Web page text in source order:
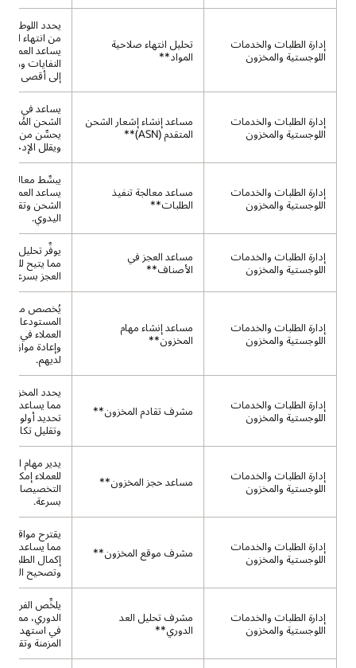
إدارة الطلبات والخدمات
اللوجستية والمخزون
تحليل انتهاء صلاحية
المواد**
يحدد اللوطات
من انتهاء
يساعد العملاء
النفايات
إلى أقصى حد.
إدارة الطلبات والخدمات
اللوجستية والمخزون
مساعد إنشاء إشعار الشحن
المتقدم (ASN)**
يساعد في
يحسِّن من رؤية
ويقلل الإدخال
إدارة الطلبات والخدمات
اللوجستية والمخزون
مساعد معالجة تنفيذ
الطلبات**
يبسِّط معالجة
يساعد
الشحن وتقليل
اليدوي.
إدارة الطلبات والخدمات
اللوجستية والمخزون
مساعد العجز في
الأصناف**
يوفِّر تحليل
مما يتيح
العجز بسرعة.
إدارة الطلبات والخدمات
اللوجستية والمخزون
مساعد إنشاء مهام
المخزون**
يُخصص مهام
المستودعات،
العملاء في
وإعادة موازنة
لديهم.
إدارة الطلبات والخدمات
اللوجستية والمخزون
مشرف تقادم المخزون**
يحدد المخزون
مما يساعد
تحديد
وتقليل تكاليف
إدارة الطلبات والخدمات
اللوجستية والمخزون
مساعد حجز المخزون**
يدير مهام
للعملاء
التخصيصات
بسرعة.
إدارة الطلبات والخدمات
اللوجستية والمخزون
مشرف موقع المخزون**
يقترح مواقع
مما يساعد
إكمال الطلبات
وتصحيح
إدارة الطلبات والخدمات
اللوجستية والمخزون
مشرف تحليل العد
الدوري**
يلخِّص الفروق
الدوري، مما
في استهداف
المزمنة